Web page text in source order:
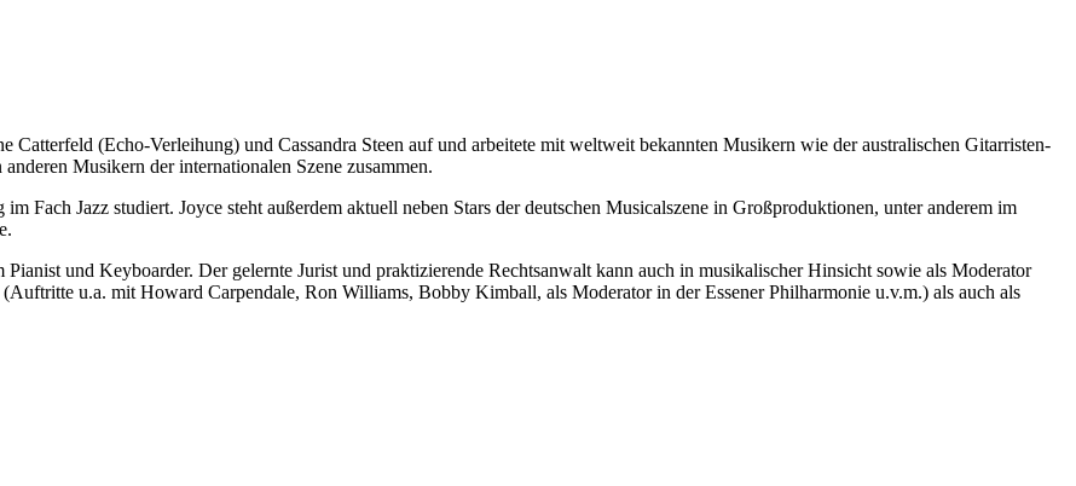
Catterfeld (Echo-Verleihung) und Cassandra Steen auf und arbeitete mit weltweit bekannten Musikern wie der australischen Gitarristen-
Musikern der internationalen Szene zusammen.
Fach Jazz studiert. Joyce steht außerdem aktuell neben Stars der deutschen Musicalszene in Großproduktionen, unter anderem im
und Keyboarder. Der gelernte Jurist und praktizierende Rechtsanwalt kann auch in musikalischer Hinsicht sowie als Moderator
u.a. mit Howard Carpendale, Ron Williams, Bobby Kimball, als Moderator in der Essener Philharmonie u.v.m.) als auch als